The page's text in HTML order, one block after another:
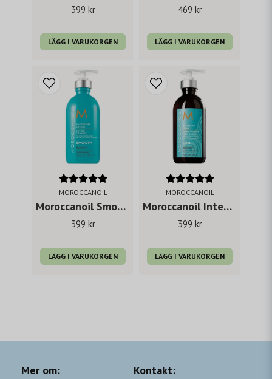
399 kr
LÄGG I VARUKORGEN
469 kr
LÄGG I VARUKORGEN
MOROCCANOIL
Moroccanoil Smoothing Lotion 300 ml
399 kr
LÄGG I VARUKORGEN
MOROCCANOIL
Moroccanoil Intense Curl Cream 300 ml
399 kr
LÄGG I VARUKORGEN
Mer om: Kontakt: